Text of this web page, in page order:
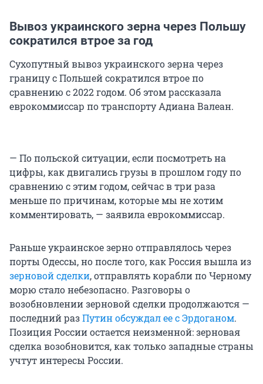
Вывоз украинского зерна через Польшу
сократился втрое за год
Сухопутный вывоз украинского зерна через
границу с Польшей сократился втрое по
сравнению с 2022 годом. Об этом рассказала
еврокоммиссар по транспорту Адиана Валеан.
— По польской ситуации, если посмотреть на
цифры, как двигались грузы в прошлом году по
сравнению с этим годом, сейчас в три раза
меньше по причинам, которые мы не хотим
комментировать, — заявила еврокоммиссар.
Раньше украинское зерно отправлялось через
порты Одессы, но после того, как Россия вышла из
зерновой сделки, отправлять корабли по Черному
морю стало небезопасно. Разговоры о
возобновлении зерновой сделки продолжаются —
последний разПутин обсуждал ее с Эрдоганом.
Позиция России остается неизменной: зерновая
сделка возобновится, как только западные страны
учтут интересы России.